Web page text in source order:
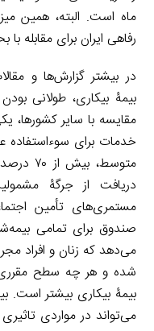
ماه است. البته، همین
رفاهی ایران برای مقابله
در بیشتر گزارش‌ها‌ و
بیمۀ بیکاری، طولانی
مقایسه با سایر کشورها،
خدمات برای
متوسط،
دریافت از جرگۀ
مستمری‌های تأمین
صندوق برای تمامی
می‌دهد که زنان و افراد
شده و هر چه سطح مقرری
بیمۀ بیکاری بیشتر است.
می‌تواند در مواردی